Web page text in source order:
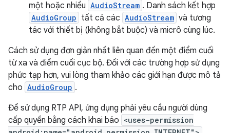
một hoặc nhiều AudioStream . Danh sách kết hợp
AudioGroup tất cả các AudioStream và tương
tác với thiết bị (không bắt buộc) và micrô cùng lúc.
Cách sử dụng đơn giản nhất liên quan đến một điểm cuối
từ xa và điểm cuối cục bộ. Đối với các trường hợp sử dụng
phức tạp hơn, vui lòng tham khảo các giới hạn được mô tả
cho AudioGroup .
Để sử dụng RTP API, ứng dụng phải yêu cầu người dùng
cấp quyền bằng cách khai báo <uses-permission